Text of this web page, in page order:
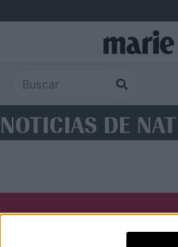
NOTICIAS DE